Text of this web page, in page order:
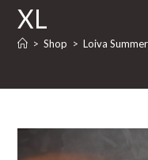
XL
> Shop > Loiva